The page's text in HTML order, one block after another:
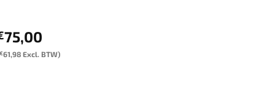
75,00
€61,98 Excl. BTW)